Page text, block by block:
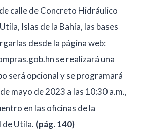
calle de Concreto Hidráulico
Islas de la Bahía, las bases
desde la página web:
se realizará una
será opcional y se programará
mayo de 2023 a las 10:30 a.m.,
en las oficinas de la
de Utila. (pág. 140)